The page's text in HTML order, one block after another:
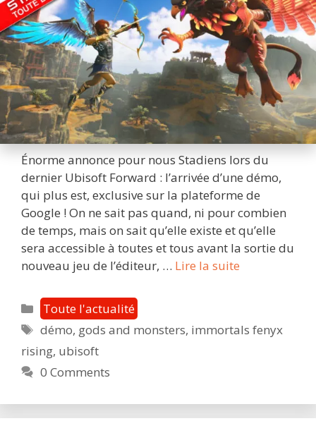
Énorme annonce pour nous Stadiens lors du
dernier Ubisoft Forward : l’arrivée d’une démo,
qui plus est, exclusive sur la plateforme de
Google ! On ne sait pas quand, ni pour combien
de temps, mais on sait qu’elle existe et qu’elle
sera accessible à toutes et tous avant la sortie du
nouveau jeu de l’éditeur, … Lire la suite
Stadia
Rising
Catégories
Toute l'actualité
Étiquettes
démo, gods and monsters, immortals fenyx
rising, ubisoft
0 Comments